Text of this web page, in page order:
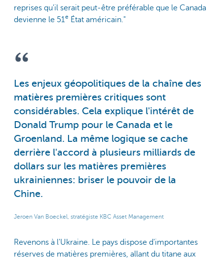
reprises qu'il serait peut-être préférable que le Canada
devienne le 51e État américain."
Les enjeux géopolitiques de la chaîne des
matières premières critiques sont
considérables. Cela explique l'intérêt de
Donald Trump pour le Canada et le
Groenland. La même logique se cache
derrière l'accord à plusieurs milliards de
dollars sur les matières premières
ukrainiennes: briser le pouvoir de la
Chine.
Jeroen Van Boeckel, stratégiste KBC Asset Management
Revenons à l'Ukraine. Le pays dispose d'importantes
réserves de matières premières, allant du titane aux